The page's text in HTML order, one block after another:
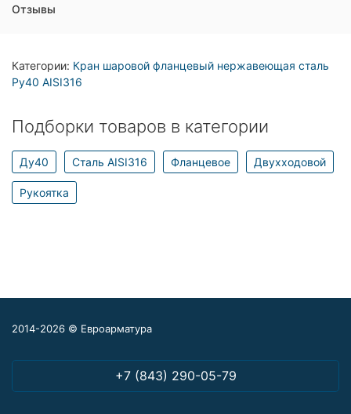
Отзывы
Категории: Кран шаровой фланцевый нержавеющая сталь
Ру40 AISI316
Подборки товаров в категории
Ду40 Сталь AISI316 Фланцевое Двухходовой
Рукоятка
2014-2026 © Евроарматура
+7 (843) 290-05-79